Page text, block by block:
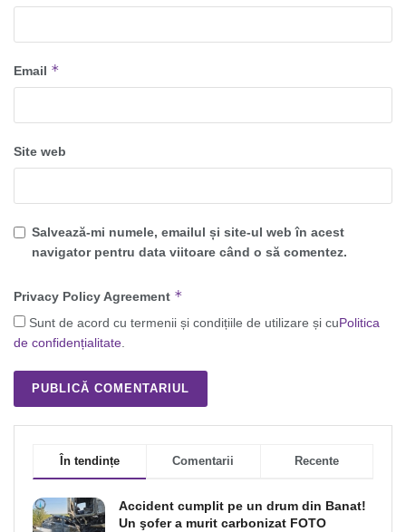
Email *
Site web
Salvează-mi numele, emailul și site-ul web în acest
navigator pentru data viitoare când o să comentez.
Privacy Policy Agreement *
Sunt de acord cu termenii și condițiile de utilizare și cuPolitica
de confidențialitate.
În tendințe Comentarii Recente
Accident cumplit pe un drum din Banat!
Un şofer a murit carbonizat FOTO